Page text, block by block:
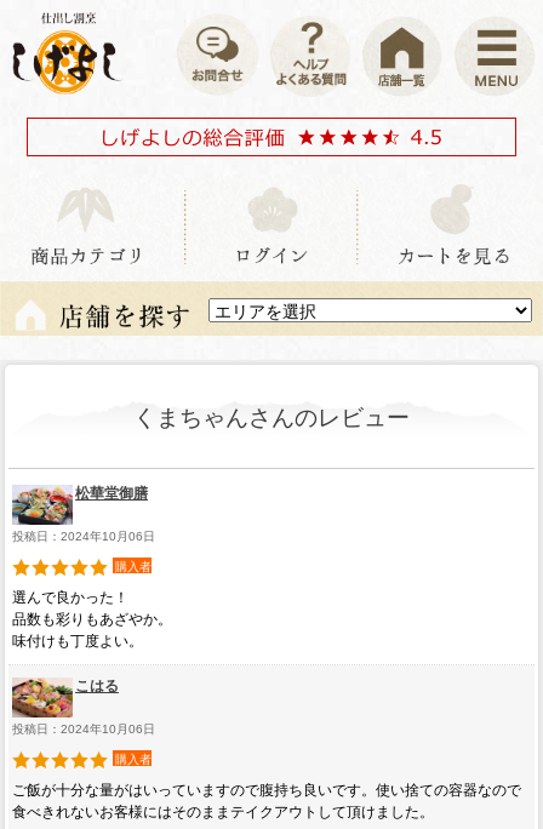
くまちゃんさんのレビュー
松華堂御膳
投稿日：2024年10月06日
購入者
選んで良かった！
品数も彩りもあざやか。
味付けも丁度よい。
こはる
投稿日：2024年10月06日
購入者
ご飯が十分な量がはいっていますので腹持ち良いです。使い捨ての容器なので
食べきれないお客様にはそのままテイクアウトして頂けました。